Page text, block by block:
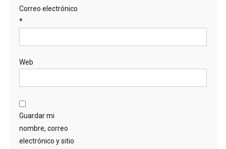
Correo electrónico
*
Web
Guardar mi
nombre, correo
electrónico y sitio